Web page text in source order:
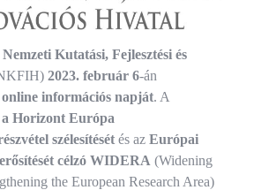
Nemzeti Kutatási, Fejlesztési és
2023. február 6-án
online információs napját. A
a Horizont Európa
szélesítését és az Európai
célzó WIDERA (Widening
the European Research Area)